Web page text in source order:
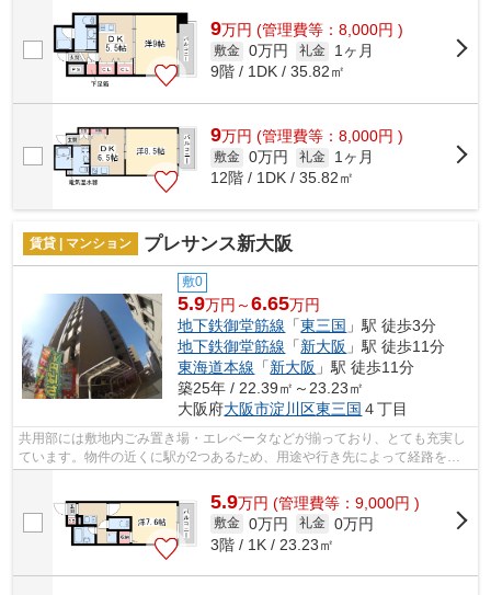
9万円 (管理費等：8,000円 )
敷金 0万円 礼金
1ヶ月
9階 / 1DK / 35.82㎡
9万円 (管理費等：8,000円 )
敷金 0万円 礼金
1ヶ月
12階 / 1DK / 35.82㎡
賃貸 | マンション プレサンス新大阪
敷0
5.9万円～6.65万円
地下鉄御堂筋線 「東三国 」駅 徒歩3分
地下鉄御堂筋線 「新大阪 」駅 徒歩11分
東海道本線 「新大阪 」駅 徒歩11分
築25年 / 22.39㎡～23.23㎡
大阪府大阪市淀川区東三国 ４丁目
共用部には敷地内ごみ置き場・エレベータなどが揃っており、とても充実し
ています。物件の近くに駅が2つあるため、用途や行き先によって経路を選
5.9万円 (管理費等：9,000円 )
敷金 0万円 礼金 0万円
3階 / 1K / 23.23㎡